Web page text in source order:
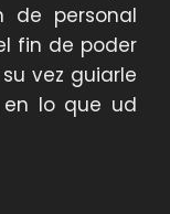
de personal
fin de poder
vez guiarle
lo que ud